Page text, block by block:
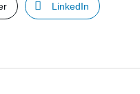
LinkedIn